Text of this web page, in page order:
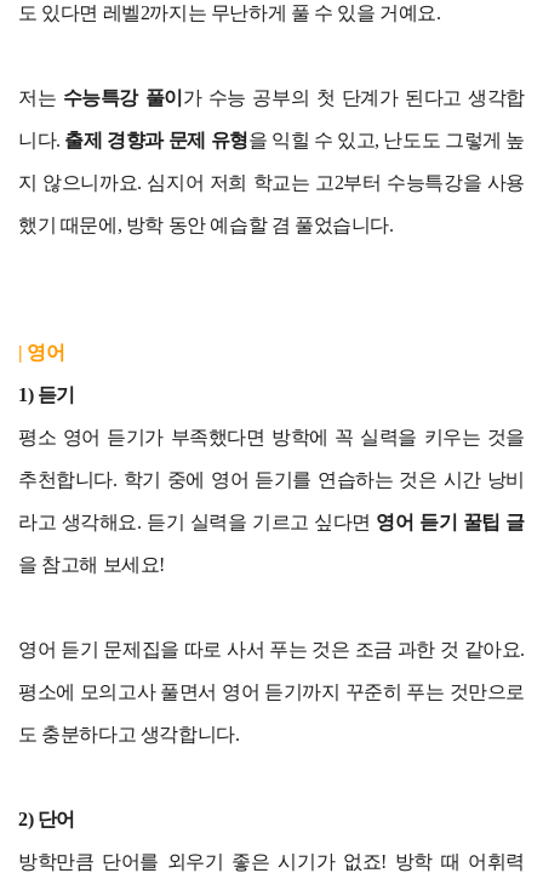
도 있다면 레벨2까지는 무난하게 풀 수 있을 거예요.
저는 수능특강 풀이 가 수능 공부의 첫 단계가 된다고 생각합
니다. 출제 경향과 문제 유형을 익힐 수 있고, 난도도 그렇게 높
지 않으니까요. 심지어 저희 학교는 고2부터 수능특강을 사용
했기 때문에, 방학 동안 예습할 겸 풀었습니다.
| 영어
1) 듣기
평소 영어 듣기가 부족했다면 방학에 꼭 실력을 키우는 것을
추천합니다. 학기 중에 영어 듣기를 연습하는 것은 시간 낭비
라고 생각해요. 듣기 실력을 기르고 싶다면 영어 듣기 꿀팁 글
을 참고해 보세요!
영어 듣기 문제집을 따로 사서 푸는 것은 조금 과한 것 같아요.
평소에 모의고사 풀면서 영어 듣기까지 꾸준히 푸는 것만으로
도 충분하다고 생각합니다.
2) 단어
방학만큼 단어를 외우기 좋은 시기가 없죠! 방학 때 어휘력